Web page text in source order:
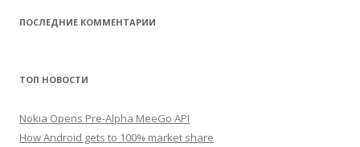
ПОСЛЕДНИЕ КОММЕНТАРИИ
ТОП НОВОСТИ
Nokia Opens Pre-Alpha MeeGo API
How Android gets to 100% market share